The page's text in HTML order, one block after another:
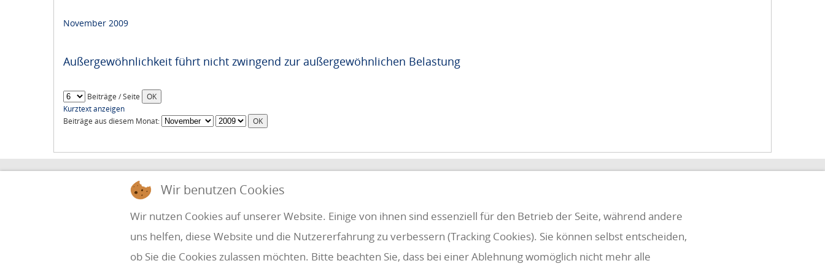
November 2009
Außergewöhnlichkeit führt nicht zwingend zur außergewöhnlichen Belastung
Beiträge / Seite
Kurztext anzeigen
Beiträge aus diesem Monat:
HOLZINGER & PARTNER
STEUERBERATUNG UND WIRTSCHAFTSPRÜFUNG
office@holzinger.at
Fax: +43 7272 39 79 - 9
Klientenbereich
Disclaimer
Wir benutzen Cookies
Wir nutzen Cookies auf unserer Website. Einige von ihnen sind essenziell für den Betrieb der Seite, während andere
uns helfen, diese Website und die Nutzererfahrung zu verbessern (Tracking Cookies). Sie können selbst entscheiden,
ob Sie die Cookies zulassen möchten. Bitte beachten Sie, dass bei einer Ablehnung womöglich nicht mehr alle